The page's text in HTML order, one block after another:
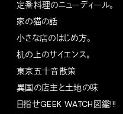
定番料理のニューディール。
家の猫の話
小さな店のはじめ方。
机の上のサイエンス。
東京五十音散策
異国の店主と土地の味
目指せGEEK WATCH図鑑!!!